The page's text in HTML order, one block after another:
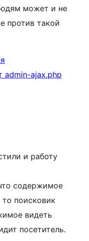
может и не
против такой
admin-ajax.php
и работу
содержимое
поисковик
видеть
посетитель.